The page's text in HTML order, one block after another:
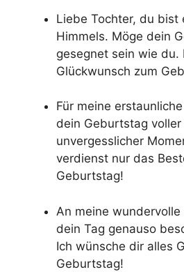
Liebe Tochter, du bist
Himmels. Möge dein
gesegnet sein wie du.
Glückwunsch zum
Für meine
dein Geburtstag
unvergesslicher
verdienst nur das
Geburtstag!
An meine
dein Tag genauso
Ich wünsche dir alles
Geburtstag!